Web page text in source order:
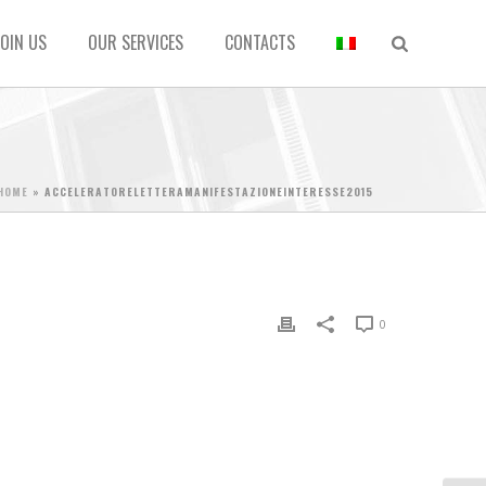
US OUR SERVICES CONTACTS
» ACCELERATORELETTERAMANIFESTAZIONEINTERESSE2015
0